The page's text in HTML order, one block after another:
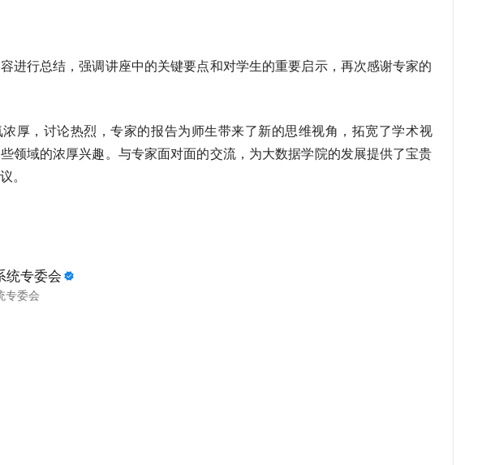
进行总结，强调讲座中的关键要点和对学生的重要启示，再次感谢专家的
厚，讨论热烈，专家的报告为师生带来了新的思维视角，拓宽了学术视
领域的浓厚兴趣。与专家面对面的交流，为大数据学院的发展提供了宝贵
。
统专委会
专委会